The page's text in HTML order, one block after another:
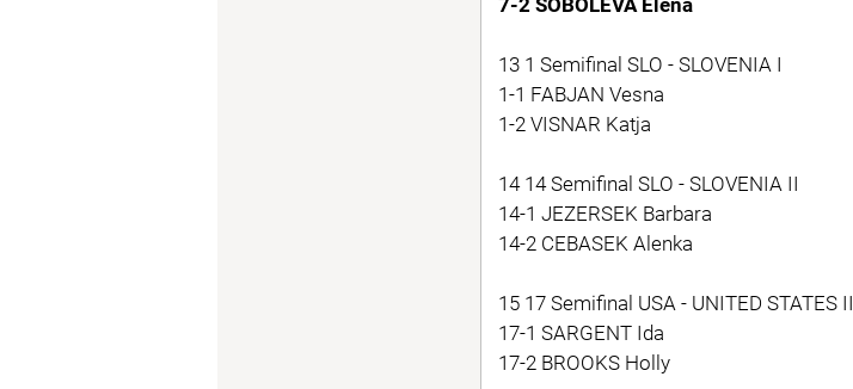
13 1 Semifinal SLO - SLOVENIA I
1-1 FABJAN Vesna
1-2 VISNAR Katja
14 14 Semifinal SLO - SLOVENIA II
14-1 JEZERSEK Barbara
14-2 CEBASEK Alenka
15 17 Semifinal USA - UNITED STATES II
17-1 SARGENT Ida
17-2 BROOKS Holly